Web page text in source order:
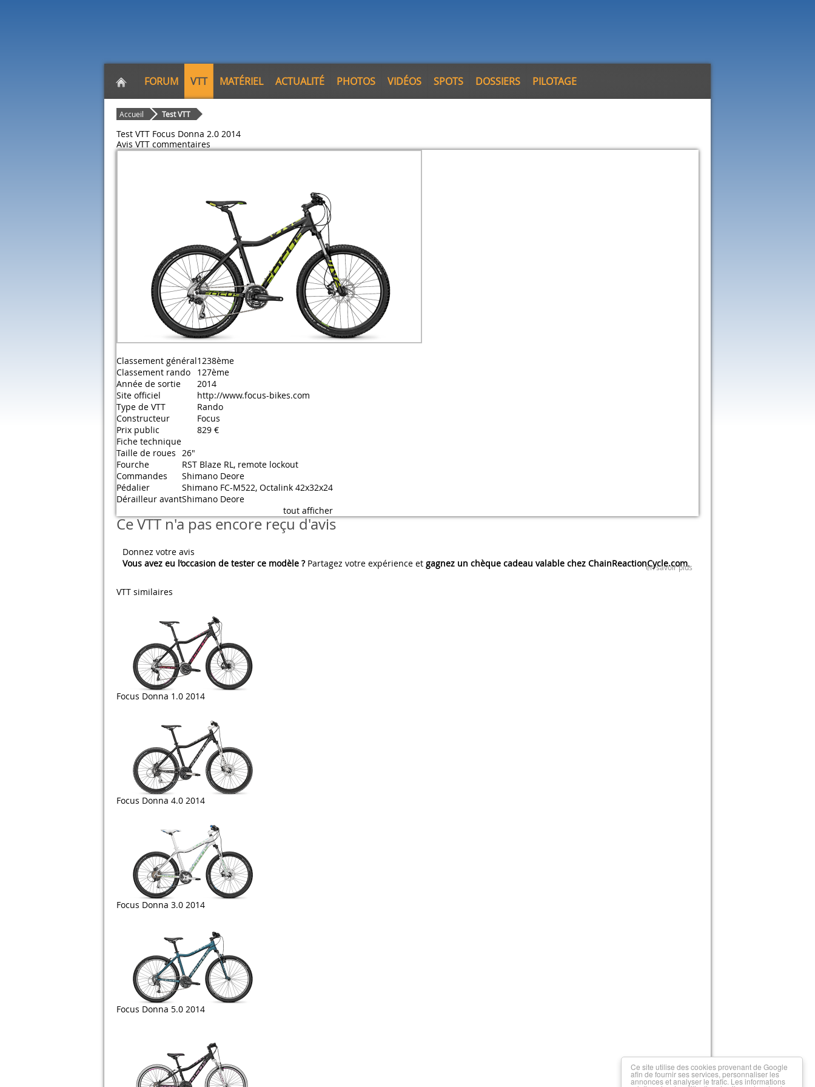
FORUM VTT MATÉRIEL ACTUALITÉ PHOTOS VIDÉOS SPOTS DOSSIERS PILOTAGE
Accueil Test VTT
Test VTT Focus Donna 2.0 2014
Avis VTT commentaires
Classement général1238ème
Classement rando
127ème
Année de sortie
2014
Site officiel
http://www.focus-bikes.com
Type de VTT
Rando
Constructeur
Focus
Prix public
829 €
Fiche technique
Taille de roues 26"
Fourche
RST Blaze RL, remote lockout
Commandes
Shimano Deore
Pédalier
Shimano FC-M522, Octalink 42x32x24
Dérailleur avantShimano Deore
tout afficher
Ce VTT n'a pas encore reçu d'avis
Donnez votre avis
Vous avez eu l’occasion de tester ce modèle ?Partagez votre expérience et gagnez un chèque cadeau valable chez ChainReactionCycle.com.
en savoir plus
VTT similaires
Focus Donna 1.0 2014
Focus Donna 4.0 2014
Focus Donna 3.0 2014
Focus Donna 5.0 2014
Ce site utilise des cookies provenant de Google
afin de fournir ses services, personnaliser les
annonces et analyser le trafic. Les informations